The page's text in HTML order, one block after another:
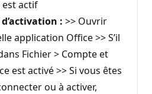
est actif
: >> Ouvrir
application Office >> S’il
Fichier > Compte et
est activé >> Si vous êtes
ou à activer,